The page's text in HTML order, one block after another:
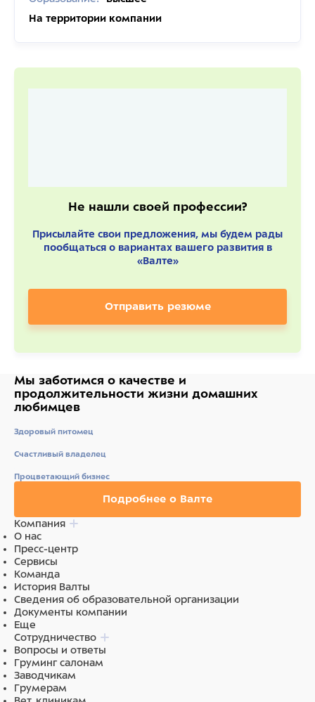
На территории компании
Не нашли своей профессии?
Присылайте свои предложения, мы будем рады
пообщаться о вариантах вашего развития в
«Валте»
Отправить резюме
Мы заботимся о качестве и
продолжительности жизни домашних
любимцев
Здоровый питомец
Счастливый владелец
Процветающий бизнес
Подробнее о Валте
Компания
О нас
Пресс-центр
Сервисы
Команда
История Валты
Сведения об образовательной организации
Документы компании
Еще
Сотрудничество
Вопросы и ответы
Груминг салонам
Заводчикам
Грумерам